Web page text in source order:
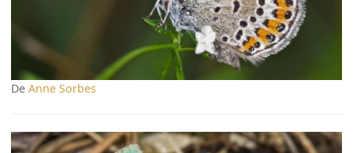
DeAnne Sorbes